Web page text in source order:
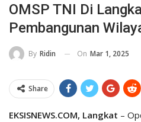
OMSP TNI Di
Pembangunan
By Ridin On Mar 1, 2025
Share
EKSISNEWS.COM, Langkat –